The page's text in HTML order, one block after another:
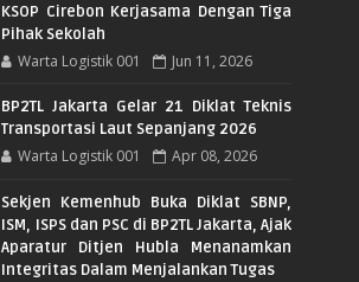
KSOP Cirebon Kerjasama Dengan Tiga
Pihak Sekolah
Warta Logistik 001 Jun 11, 2026
BP2TL Jakarta Gelar 21 Diklat Teknis
Transportasi Laut Sepanjang 2026
Warta Logistik 001 Apr 08, 2026
Sekjen Kemenhub Buka Diklat SBNP,
ISM, ISPS dan PSC di BP2TL Jakarta, Ajak
Aparatur Ditjen Hubla Menanamkan
Integritas Dalam Menjalankan Tugas